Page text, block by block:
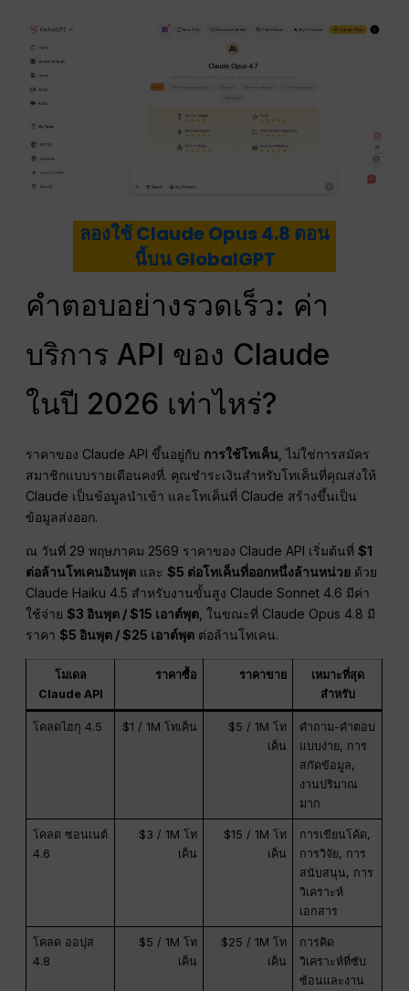
ลองใช้ Claude Opus 4.8 ตอน
นี้บน GlobalGPT
คำตอบอย่างรวดเร็ว: ค่า
บริการ API ของ Claude
ในปี 2026 เท่าไหร่?
ราคาของ Claude API ขึ้นอยู่กับ การใช้โทเค็น , ไม่ใช่การสมัคร
สมาชิกแบบรายเดือนคงที่. คุณชำระเงินสำหรับโทเค็นที่คุณส่งให้
Claude เป็นข้อมูลนำเข้า และโทเค็นที่ Claude สร้างขึ้นเป็น
ข้อมูลส่งออก.
ณ วันที่ 29 พฤษภาคม 2569 ราคาของ Claude API เริ่มต้นที่$1
ต่อล้านโทเคนอินพุต และ$5 ต่อโทเค็นที่ออกหนึ่งล้านหน่วย ด้วย
Claude Haiku 4.5 สำหรับงานขั้นสูง Claude Sonnet 4.6 มีค่า
ใช้จ่าย$3 อินพุต / $15 เอาต์พุต , ในขณะที่ Claude Opus 4.8 มี
ราคา$5 อินพุต / $25 เอาต์พุต ต่อล้านโทเคน.
โมเดล
Claude API
ราคาซื้อ ราคาขาย
เหมาะที่สุด
สำหรับ
โคลดไฮกุ 4.5 $1 / 1M โทเค็น
$5 / 1M โท
เค็น
คำถาม-คำตอบ
แบบง่าย, การ
สกัดข้อมูล,
งานปริมาณ
มาก
โคลด ซอนเนต์
4.6
$3 / 1M โท
เค็น
$15 / 1M โท
เค็น
การเขียนโค้ด,
การวิจัย, การ
สนับสนุน, การ
วิเคราะห์
เอกสาร
โคลด ออปุส
4.8
$5 / 1M โท
เค็น
$25 / 1M โท
เค็น
การคิด
วิเคราะห์ที่ซับ
ซ้อนและงาน